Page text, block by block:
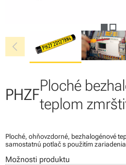
chevron_left
PHZFPloché
teplom
Ploché, ohňovzdorné, bezhalogénové
samostatnú potlač s použitím
Možnosti produktu